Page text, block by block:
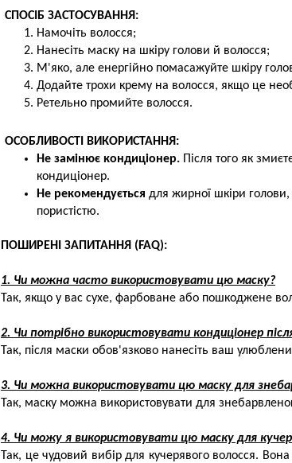
СПОСІБ ЗАСТОСУВАННЯ:
Намочіть волосся;
Нанесіть маску на шкіру голови й волосся;
М'яко, але енергійно помасажуйте шкіру
Додайте трохи крему на волосся, якщо це
Ретельно промийте волосся.
ОСОБЛИВОСТІ ВИКОРИСТАННЯ:
Не замінює кондиціонер. Після того як
кондиціонер.
Не рекомендується для жирної шкіри
пористістю.
ПОШИРЕНІ ЗАПИТАННЯ (FAQ):
1. Чи можна часто використовувати цю маску?
Так, якщо у вас сухе, фарбоване або пошкоджене
2. Чи потрібно використовувати кондиціонер
Так, після маски обов'язково нанесіть ваш
3. Чи можна використовувати цю маску для
Так, маску можна використовувати для
4. Чи можу я використовувати цю маску для
Так, це чудовий вибір для кучерявого волосся.